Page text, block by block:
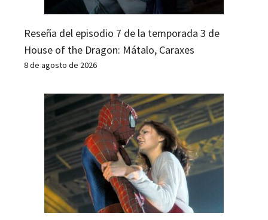
Reseña del episodio 7 de la temporada 3 de
House of the Dragon: Mátalo, Caraxes
8 de agosto de 2026